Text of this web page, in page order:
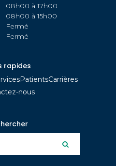
08h00 à 17h00
08h00 à 15h00
Fermé
Fermé
rapides
PatientsCarrières
nous